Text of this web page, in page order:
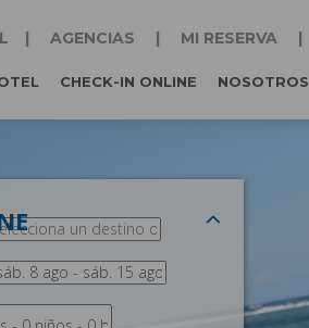
AGENCIAS MI RESERVA
CHECK-IN ONLINE NOSOTROS